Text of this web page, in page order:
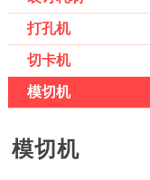
打孔机
切卡机
模切机
模切机